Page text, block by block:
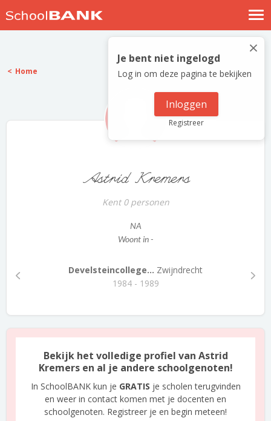
Nostalgische verhalen
Log in
Meld je gratis aan
×
Je bent niet ingelogd
Log in om deze pagina te bekijken
Inloggen
Registreer
Home
Astrid Kremers
Kent 0 personen
NA
Woont in -
Develsteincollege... Zwijndrecht
1984 - 1989
Bekijk het volledige profiel van Astrid
Kremers en al je andere schoolgenoten!
In SchoolBANK kun je GRATIS je scholen terugvinden
en weer in contact komen met je docenten en
schoolgenoten. Registreer je en begin meteen!